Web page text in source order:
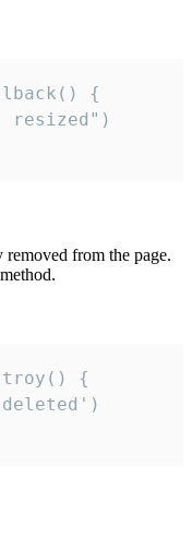
{
resized")
from the page.
{